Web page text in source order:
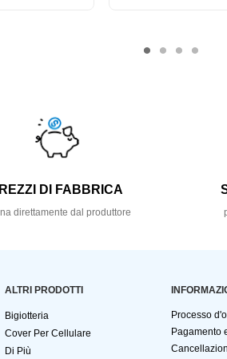
DI FABBRICA
direttamente dal produttore
ALTRI PRODOTTI
Bigiotteria
Cover Per Cellulare
Di Più
Processo
Pagamento